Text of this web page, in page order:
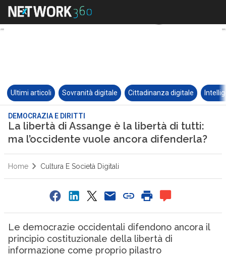
Ultimi articoli Sovranità digitale Cittadinanza digitale
DEMOCRAZIA E DIRITTI
La libertà di Assange è la libertà di tutti:
ma l’occidente vuole ancora difenderla?
Home Cultura E Società Digitali
Le democrazie occidentali difendono ancora il
principio costituzionale della libertà di
informazione come proprio pilastro